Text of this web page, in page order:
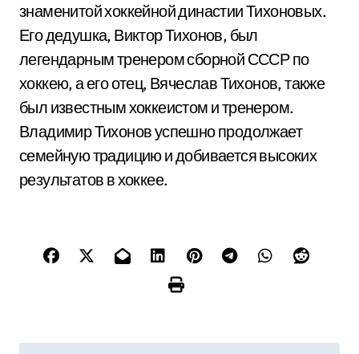
знаменитой хоккейной династии Тихоновых.
Его дедушка, Виктор Тихонов, был
легендарным тренером сборной СССР по
хоккею, а его отец, Вячеслав Тихонов, также
был известным хоккеистом и тренером.
Владимир Тихонов успешно продолжает
семейную традицию и добивается высоких
результатов в хоккее.